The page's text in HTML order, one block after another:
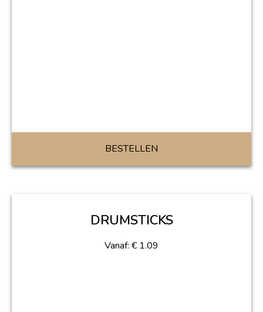
BESTELLEN
DRUMSTICKS
Vanaf: € 1.09